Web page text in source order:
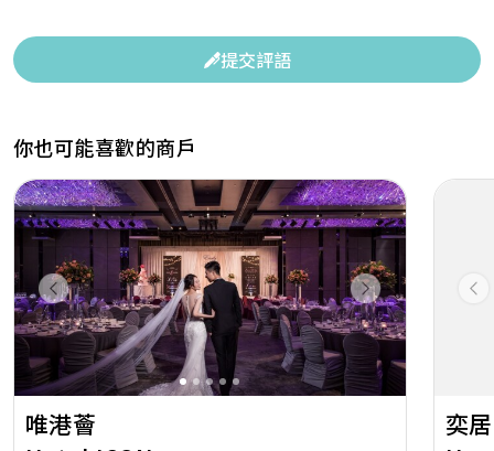
提交評語
你也可能喜歡的商戶
Previous Next
唯港薈
奕居